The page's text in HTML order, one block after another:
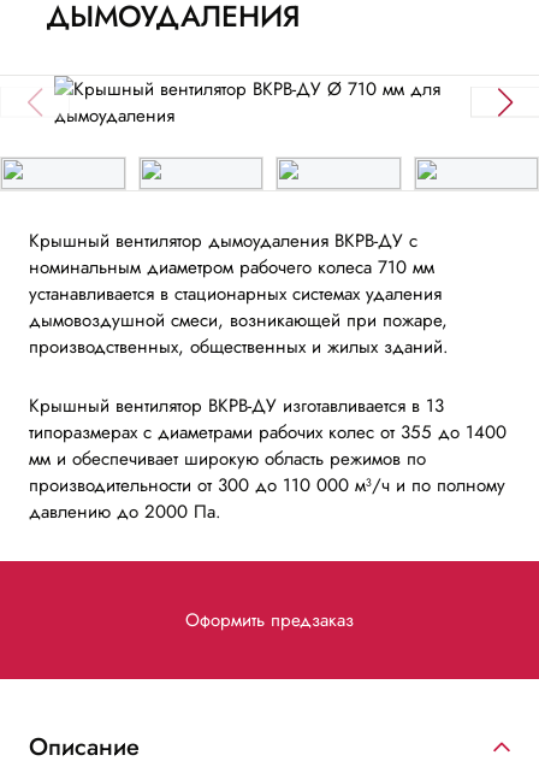
ДЫМОУДАЛЕНИЯ
Крышный вентилятор дымоудаления ВКРВ-ДУ с
номинальным диаметром рабочего колеса 710 мм
устанавливается в стационарных системах удаления
дымовоздушной смеси, возникающей при пожаре,
производственных, общественных и жилых зданий.
Крышный вентилятор ВКРВ-ДУ изготавливается в 13
типоразмерах с диаметрами рабочих колес от 355 до 1400
мм и обеспечивает широкую область режимов по
производительности от 300 до 110 000 м³/ч и по полному
давлению до 2000 Па.
Оформить предзаказ
Описание